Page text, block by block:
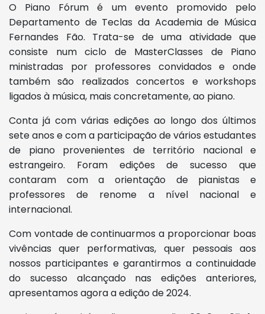
O Piano Fórum é um evento promovido pelo
Departamento de Teclas da Academia de Música
Fernandes Fão. Trata-se de uma atividade que
consiste num ciclo de MasterClasses de Piano
ministradas por professores convidados e onde
também são realizados concertos e workshops
ligados à música, mais concretamente, ao piano.
Conta já com várias edições ao longo dos últimos
sete anos e com a participação de vários estudantes
de piano provenientes de território nacional e
estrangeiro. Foram edições de sucesso que
contaram com a orientação de pianistas e
professores de renome a nível nacional e
internacional.
Com vontade de continuarmos a proporcionar boas
vivências quer performativas, quer pessoais aos
nossos participantes e garantirmos a continuidade
do sucesso alcançado nas edições anteriores,
apresentamos agora a edição de 2024.